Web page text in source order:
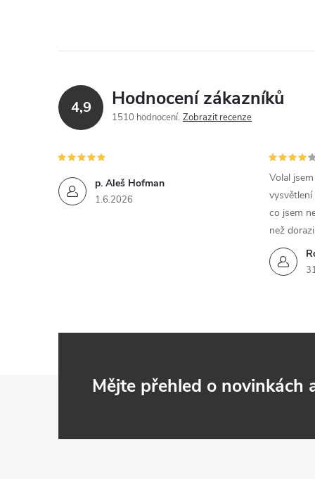
4,9 Hodnocení zákazníků
1510 hodnocení Zobrazit recenze
p. Aleš Hofman
1.6.2026
Volal
vysvětlení
co jsem
než
Mějte přehled o novinkách